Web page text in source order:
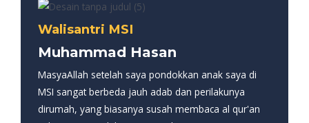
Walisantri MSI
Muhammad Hasan
MasyaAllah setelah saya pondokkan anak saya di
MSI sangat berbeda jauh adab dan perilakunya
dirumah, yang biasanya susah membaca al qur'an